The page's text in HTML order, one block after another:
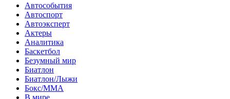
Автособытия
Автоспорт
Автоэксперт
Актеры
Аналитика
Баскетбол
Безумный мир
Биатлон
Биатлон/Лыжи
Бокс/MMA
В мире